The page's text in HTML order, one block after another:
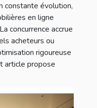
constante évolution,
en ligne
concurrence accrue
acheteurs ou
rigoureuse
article propose